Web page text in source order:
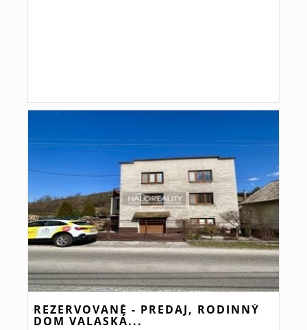
REZERVOVANÉ - PREDAJ, RODINNÝ
DOM VALASKÁ...